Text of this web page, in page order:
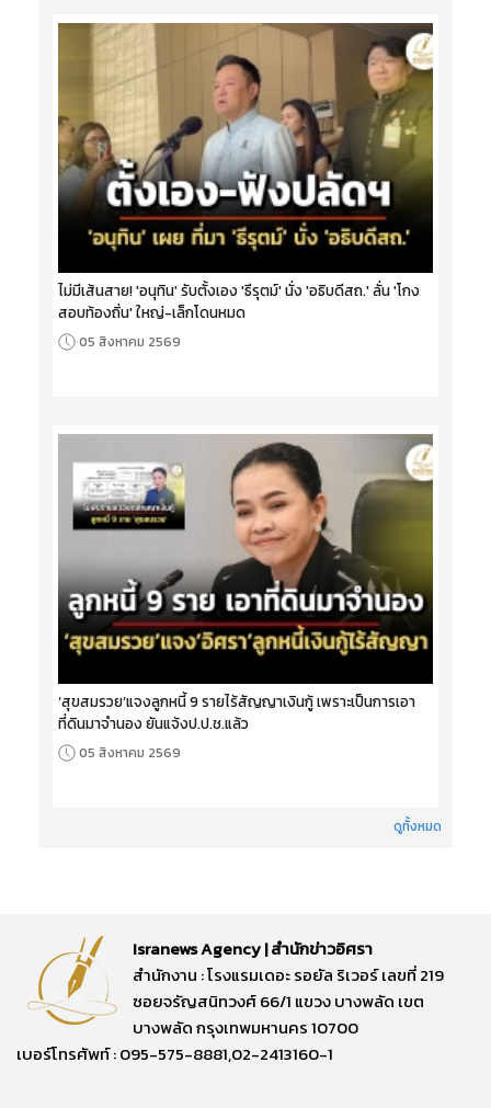
ไม่มีเส้นสาย! 'อนุทิน' รับตั้งเอง 'ธีรุตม์' นั่ง 'อธิบดีสถ.' ลั่น 'โกง
สอบท้องถิ่น' ใหญ่-เล็กโดนหมด
05 สิงหาคม 2569
‘สุขสมรวย’แจงลูกหนี้ 9 รายไร้สัญญาเงินกู้ เพราะเป็นการเอา
ที่ดินมาจำนอง ยันแจ้งป.ป.ช.แล้ว
05 สิงหาคม 2569
ดูทั้งหมด
Isranews Agency | สำนักข่าวอิศรา
สำนักงาน : โรงแรมเดอะ รอยัล ริเวอร์ เลขที่ 219
ซอยจรัญสนิทวงศ์ 66/1 แขวง บางพลัด เขต
บางพลัด กรุงเทพมหานคร 10700
เบอร์โทรศัพท์ : 095-575-8881,02-2413160-1